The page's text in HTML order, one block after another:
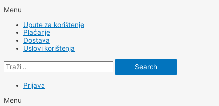
Menu
Upute za korištenje
Plaćanje
Dostava
Uslovi korištenja
Search
Prijava
Menu